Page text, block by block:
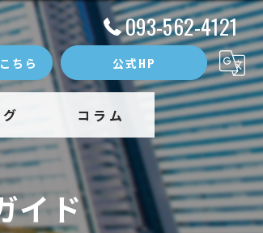
093-562-4121
ちら 公式HP
コラム
イド